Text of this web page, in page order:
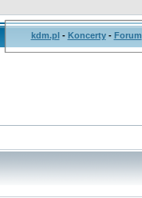
kdm.pl- Koncerty- Forum